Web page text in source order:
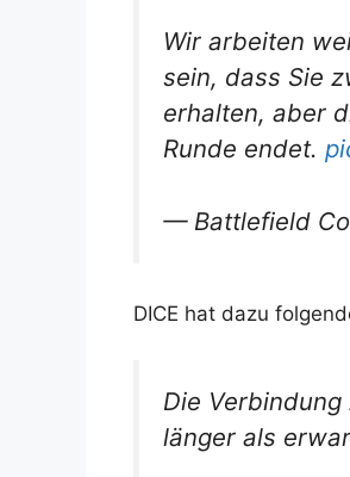
Wir arbeiten
sein, dass Sie
erhalten, aber
Runde endet.
— Battlefield
DICE hat dazu
Die
länger als